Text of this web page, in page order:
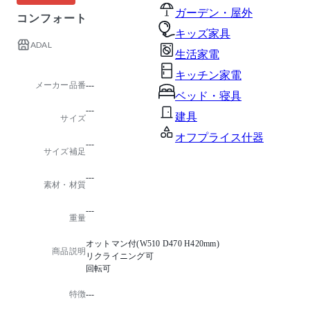
ガーデン・屋外
キッズ家具
生活家電
キッチン家電
ベッド・寝具
建具
オフプライス什器
コンフォート
ADAL
メーカー品番---
サイズ
---
サイズ補足
---
素材・材質
---
重量
---
商品説明
オットマン付(W510 D470 H420mm)
リクライニング可
回転可
特徴---